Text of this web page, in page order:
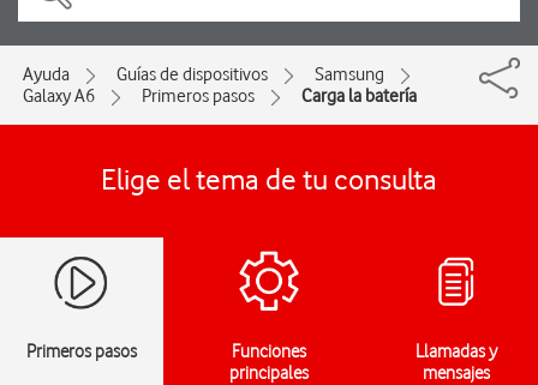
Ayuda Guías de dispositivos
Samsung
Galaxy A6
Primeros pasos Carga la batería
Elige el tema de tu consulta
Primeros pasos
Funciones
principales
Llamadas y
mensajes